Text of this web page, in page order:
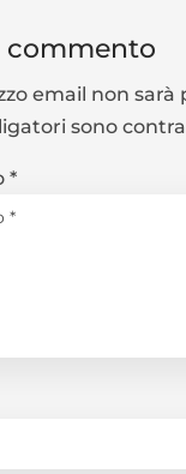
commento
email non sarà
sono
*